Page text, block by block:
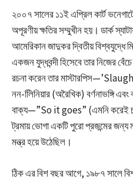
২০০৭ সালের ১১ই এপ্রিল কার্ট
অপূরণীয় ক্ষতির সম্মুখীন হয়। ডার্ক
আমেরিকান জাদুকর দ্বিতীয় বিশ্বযুদ্ধে
একজন যুদ্ধবন্দী হিসেবে তার নিজের
রচনা করেন তার
নন-লিিনিয়ার (অরৈখিক) বর্ণনাভঙ্গি
বাক্য—”So it goes” (এমনি করেই
ট্রমায় ভোগা একটি পুরো প্রজন্মের
মন্ত্র হয়ে উঠেছিল।
ঠিক এর বিশ বছর আগে, ১৯৮৭ সালে